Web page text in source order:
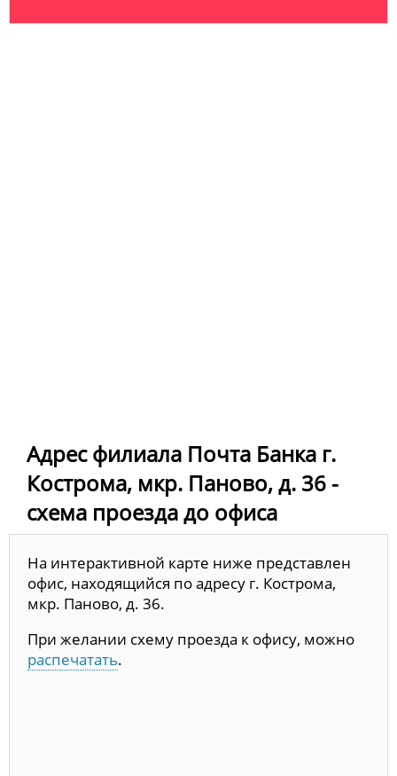
Адрес филиала Почта Банка г.
Кострома, мкр. Паново, д. 36 -
схема проезда до офиса
На интерактивной карте ниже представлен
офис, находящийся по адресу г. Кострома,
мкр. Паново, д. 36.
При желании схему проезда к офису, можно
распечатать.